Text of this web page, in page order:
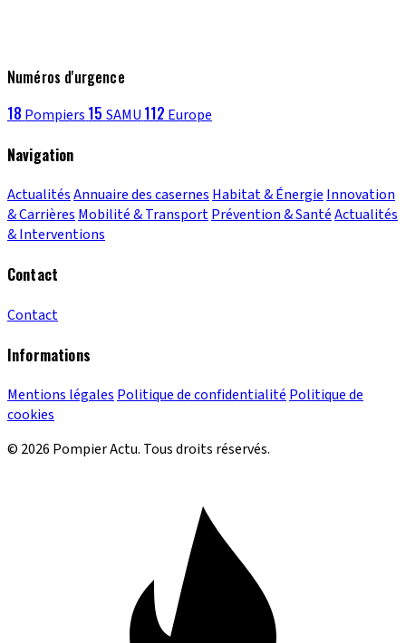
Numéros d'urgence
18 Pompiers 15 SAMU 112 Europe
Navigation
ActualitésAnnuaire des casernes Habitat & Énergie Innovation
& Carrières Mobilité & TransportPrévention & SantéActualités
& Interventions
Contact
Contact
Informations
Mentions légales Politique de confidentialité Politique de
cookies
© 2026 Pompier Actu. Tous droits réservés.